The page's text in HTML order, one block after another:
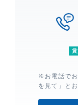
※お電話でお
を見て」と